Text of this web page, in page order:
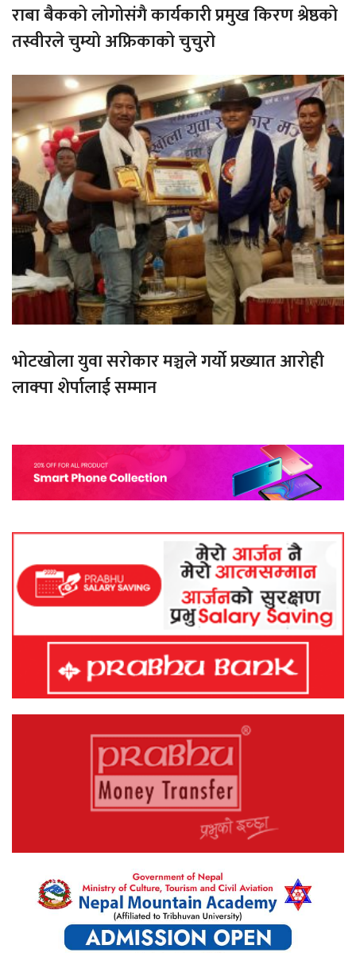
राबा बैकको लोगोसंगै कार्यकारी प्रमुख किरण श्रेष्ठको
तस्वीरले चुम्यो अफ्रिकाको चुचुरो
भोटखोला युवा सरोकार मञ्चले गर्यो प्रख्यात आरोही
लाक्पा शेर्पालाई सम्मान